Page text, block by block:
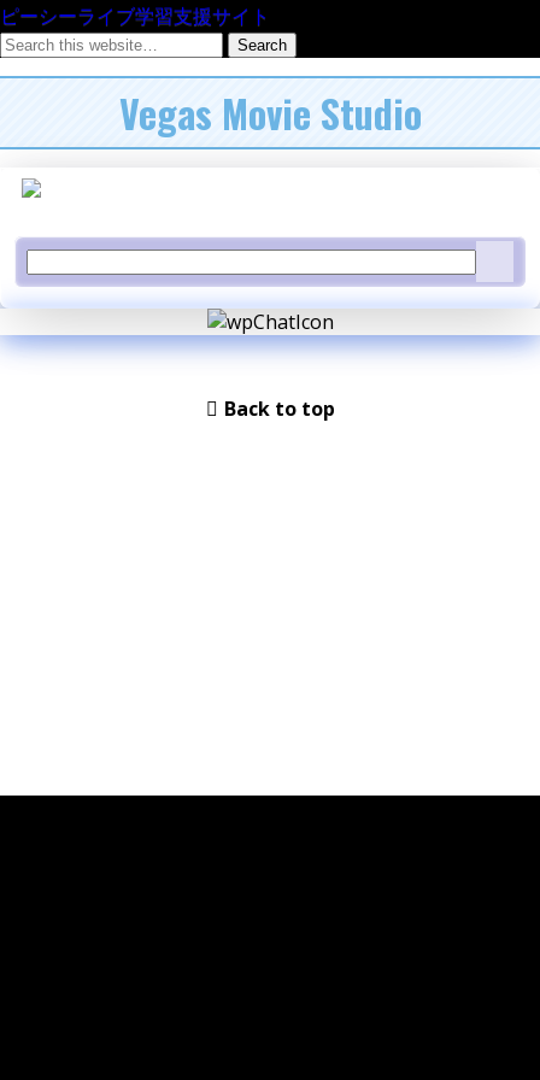
ピーシーライブ学習支援サイト
Vegas Movie Studio
Back to top